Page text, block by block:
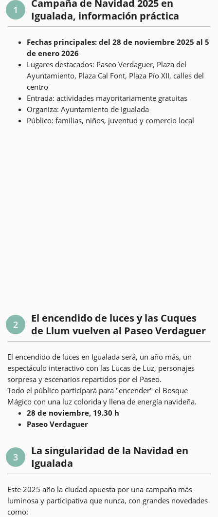
1
Campaña de Navidad 2025 en
Igualada, información práctica
Fechas principales: del 28 de noviembre 2025 al 5
de enero 2026
Lugares destacados: Paseo Verdaguer, Plaza del
Ayuntamiento, Plaza Cal Font, Plaza Pío XII, calles del
centro
Entrada: actividades mayoritariamente gratuitas
Organiza: Ayuntamiento de Igualada
Público: familias, niños, juventud y comercio local
2
El encendido de luces y las Cuques
de Llum vuelven al Paseo Verdaguer
El encendido de luces en Igualada será, un año más, un
espectáculo interactivo con las Lucas de Luz, personajes
sorpresa y escenarios repartidos por el Paseo.
Todo el público participará para "encender" el Bosque
Mágico con una luz colorida y llena de energía navideña.
28 de noviembre, 19.30 h
Paseo Verdaguer
3
La singularidad de la Navidad en
Igualada
Este 2025 año la ciudad apuesta por una campaña más
luminosa y participativa que nunca, con grandes novedades
como: